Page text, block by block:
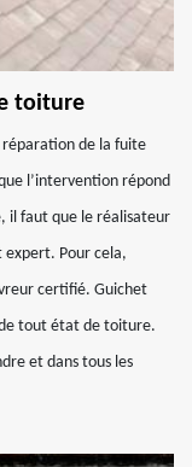
toiture
réparation de la fuite
l’intervention répond
il faut que le réalisateur
expert. Pour cela,
certifié. Guichet
tout état de toiture.
et dans tous les